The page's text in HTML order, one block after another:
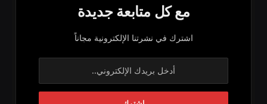
مع كل متابعة جديدة
اشترك في نشرتنا الإلكترونية مجاناً